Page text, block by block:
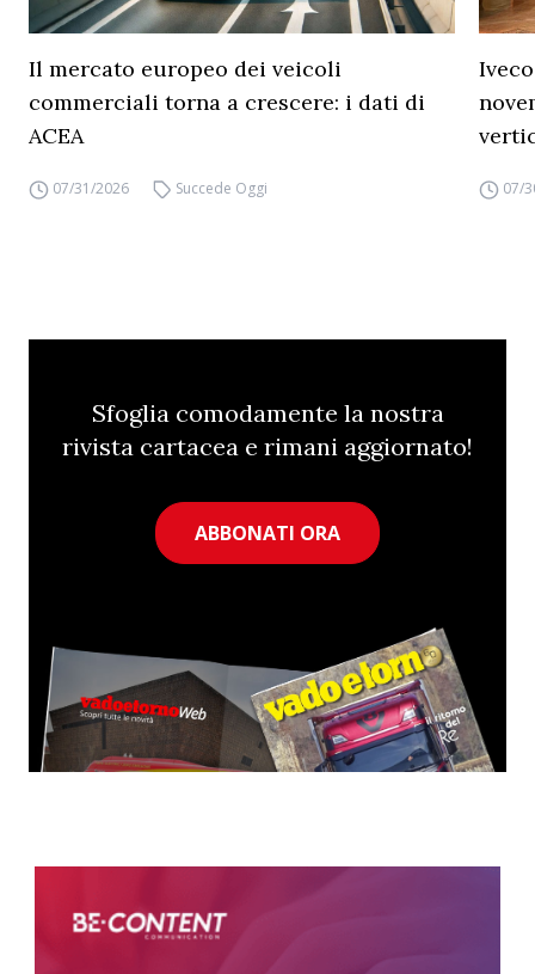
Il mercato europeo dei veicoli
commerciali torna a crescere: i dati di
ACEA
07/31/2026 Succede Oggi 07/
Sfoglia comodamente la nostra
rivista cartacea e rimani aggiornato!
ABBONATI ORA